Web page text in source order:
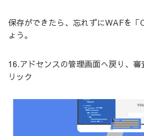
保存ができたら、忘れずにWAFを「
ょう。
16.アドセンスの管理画面へ戻り、審
リック